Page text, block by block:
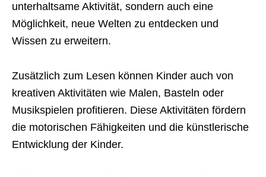
unterhaltsame Aktivität, sondern auch eine
Möglichkeit, neue Welten zu entdecken und
Wissen zu erweitern.
Zusätzlich zum Lesen können Kinder auch von
kreativen Aktivitäten wie Malen, Basteln oder
Musikspielen profitieren. Diese Aktivitäten fördern
die motorischen Fähigkeiten und die künstlerische
Entwicklung der Kinder.